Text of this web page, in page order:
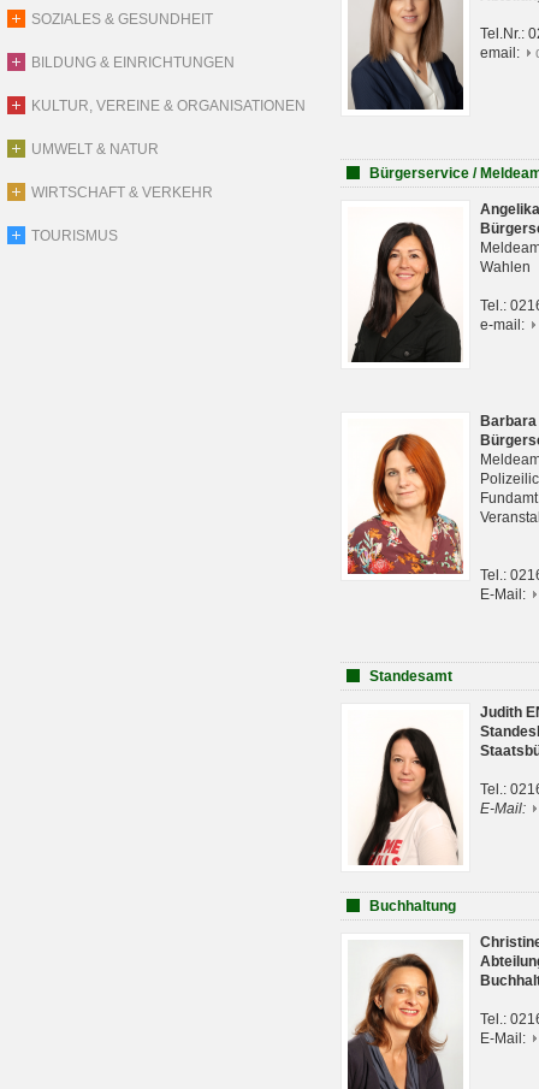
SOZIALES & GESUNDHEIT
BILDUNG & EINRICHTUNGEN
KULTUR, VEREINE & ORGANISATIONEN
UMWELT & NATUR
WIRTSCHAFT & VERKEHR
TOURISMUS
Tel.Nr.:
email:
Bürgerservice /
Wahlen
Tel.:
e-mail:
Tel.:
E-Mail:
Standesamt
Judith
Tel.:
E-Mail:
Buchhaltung
Tel.:
E-Mail: